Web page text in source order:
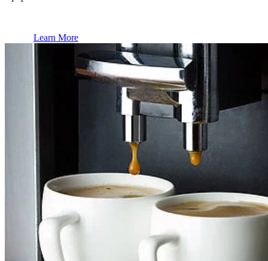
Learn More